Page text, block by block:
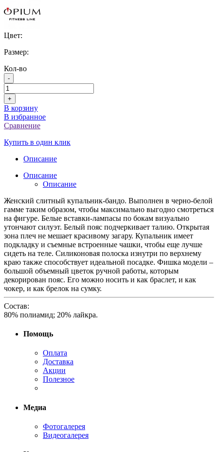
Цвет:
Размер:
Кол-во
-
+
В корзину
В избранное
Сравнение
Купить в один клик
Описание
Описание
Описание
Женский слитный купальник-бандо. Выполнен в черно-белой
гамме таким образом, чтобы максимально выгодно смотреться
на фигуре. Белые вставки-лампасы по бокам визуально
утончают силуэт. Белый пояс подчеркивает талию. Открытая
зона плеч не мешает красивому загару. Купальник имеет
подкладку и съемные встроенные чашки, чтобы еще лучше
сидеть на теле. Силиконовая полоска изнутри по верхнему
краю также способствует идеальной посадке. Фишка модели –
большой объемный цветок ручной работы, которым
декорирован пояс. Его можно носить и как браслет, и как
чокер, и как брелок на сумку.
Состав:
80% полиамид; 20% лайкра.
Помощь
Оплата
Доставка
Акции
Полезное
Медиа
Фотогалерея
Видеогалерея